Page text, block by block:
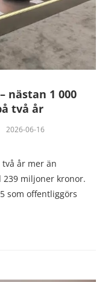
nästan 1 000
två år
2026-06-16
två år mer än
miljoner kronor.
som offentliggörs